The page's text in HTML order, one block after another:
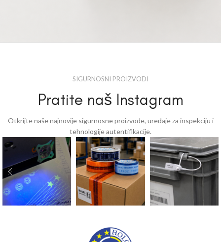
SIGURNOSNI PROIZVODI
Pratite naš Instagram
Otkrijte naše najnovije sigurnosne proizvode, uređaje za inspekciju i
tehnologije autentifikacije.